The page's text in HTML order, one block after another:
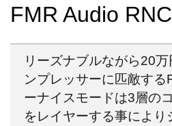
FMR Audio
リーズナブルながら20
ンプレッサーに匹敵す
ーナイスモードは3層の
をレイヤーする事により